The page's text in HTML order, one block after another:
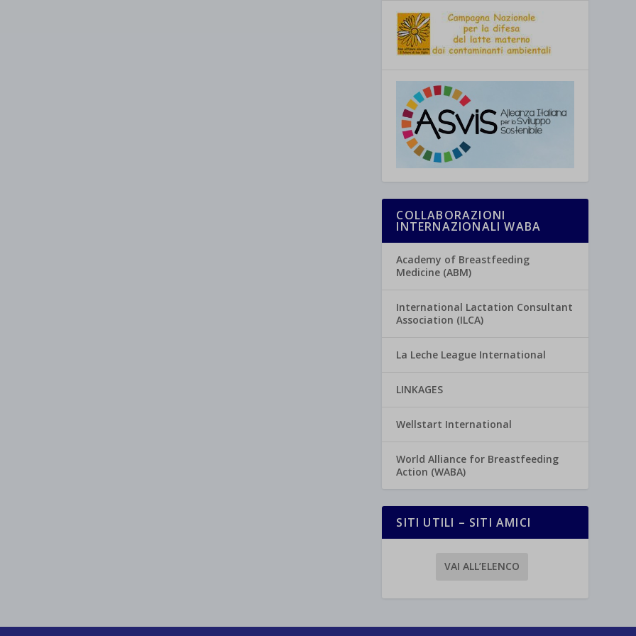
COLLABORAZIONI
INTERNAZIONALI WABA
Academy of Breastfeeding
Medicine (ABM)
International Lactation Consultant
Association (ILCA)
La Leche League International
LINKAGES
Wellstart International
World Alliance for Breastfeeding
Action (WABA)
SITI UTILI – SITI AMICI
VAI ALL’ELENCO